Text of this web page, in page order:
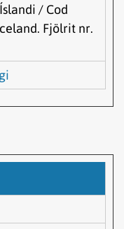
/ Cod
Fjölrit nr.